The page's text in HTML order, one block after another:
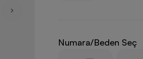
Numara/Beden Seç